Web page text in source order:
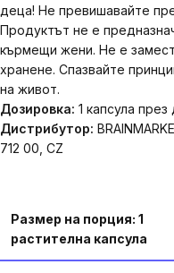
деца! Не превишавайте
Продуктът не е
кърмещи жени. Не е
хранене. Спазвайте
на живот.
Дозировка: 1 капсула през
Дистрибутор:
712 00, CZ
Размер на порция: 1
растителна капсула